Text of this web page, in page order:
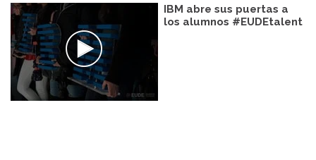
IBM abre sus puertas a
los alumnos #EUDEtalent